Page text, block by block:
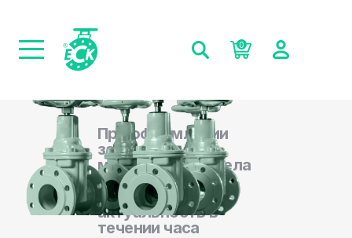
0
При оформлении
заказа на сайте,
менеджеры отдела
продаж
подтверждают
актуальность в
течении часа